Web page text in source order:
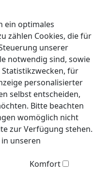
ein optimales
zählen Cookies, die für
unserer
notwendig sind, sowie
für
personalisierter
selbst entscheiden,
Bitte beachten
womöglich nicht
zur Verfügung stehen.
unseren
Komfort